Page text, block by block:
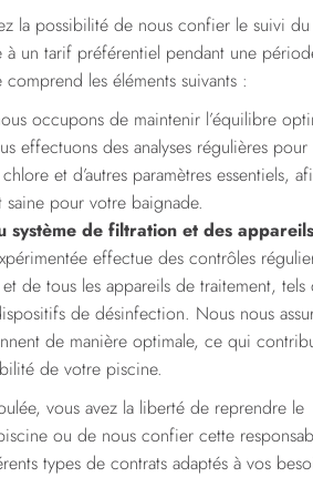
la possibilité de nous confier le suivi du
un tarif préférentiel pendant une
les éléments suivants :
occupons de maintenir l’équilibre
effectuons des analyses régulières pour
et d’autres paramètres essentiels,
pour votre baignade.
système de filtration et des
effectue des contrôles
de tous les appareils de traitement, tels
de désinfection. Nous nous
de manière optimale, ce qui
de votre piscine.
vous avez la liberté de reprendre le
ou de nous confier cette
types de contrats adaptés à vos